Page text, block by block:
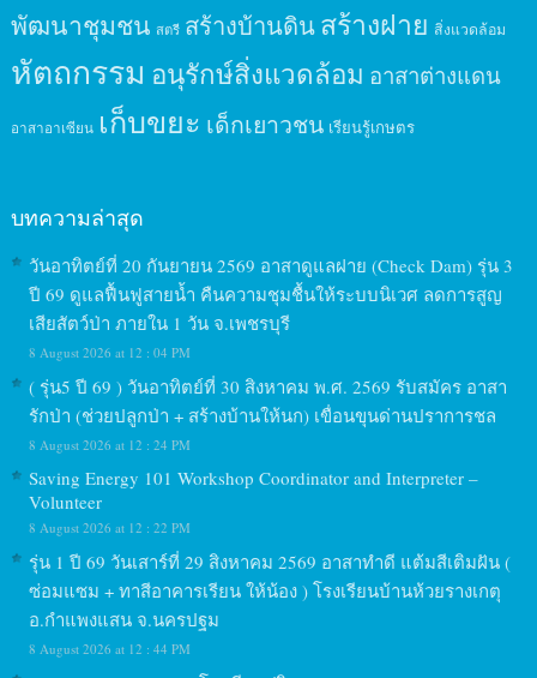
พัฒนาชุมชน สตรี สร้างบ้านดินสร้างฝาย สิ่งแวดล้อม
หัตถกรรม อนุรักษ์สิ่งแวดล้อม อาสาต่างแดน
อาสาอาเซียน เก็บขยะ เด็กเยาวชน เรียนรู้เกษตร
บทความล่าสุด
วันอาทิตย์ที่ 20 กันยายน 2569 อาสาดูแลฝาย (Check Dam) รุ่น 3
ปี 69 ดูแลฟื้นฟูสายน้ำ คืนความชุมชื้นให้ระบบนิเวศ ลดการสูญ
เสียสัตว์ป่า ภายใน 1 วัน จ.เพชรบุรี
8 August 2026 at 12 : 04 PM
( รุ่น5 ปี 69 ) วันอาทิตย์ที่ 30 สิงหาคม พ.ศ. 2569 รับสมัคร อาสา
รักป่า (ช่วยปลูกป่า + สร้างบ้านให้นก) เขื่อนขุนด่านปราการชล
8 August 2026 at 12 : 24 PM
Saving Energy 101 Workshop Coordinator and Interpreter –
Volunteer
8 August 2026 at 12 : 22 PM
รุ่น 1 ปี 69 วันเสาร์ที่ 29 สิงหาคม 2569 อาสาทำดี แต้มสีเติมฝัน (
ซ่อมแซม + ทาสีอาคารเรียน ให้น้อง ) โรงเรียนบ้านห้วยรางเกตุ
อ.กำแพงแสน จ.นครปฐม
8 August 2026 at 12 : 44 PM